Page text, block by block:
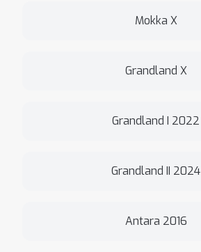
Mokka X
Grandland X
Grandland I 2022
Grandland II 2024
Antara 2016